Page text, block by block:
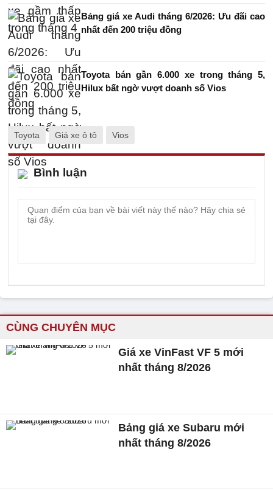
Bảng giá xe Audi tháng 6/2026: Ưu đãi cao
nhất đến 200 triệu đồng
Toyota bán gần 6.000 xe trong tháng 5,
Hilux bất ngờ vượt doanh số Vios
Toyota Giá xe ô tô Vios
Bình luận
CÙNG CHUYÊN MỤC
Giá xe VinFast VF 5 mới
nhất tháng 8/2026
Bảng giá xe Subaru mới
nhất tháng 8/2026